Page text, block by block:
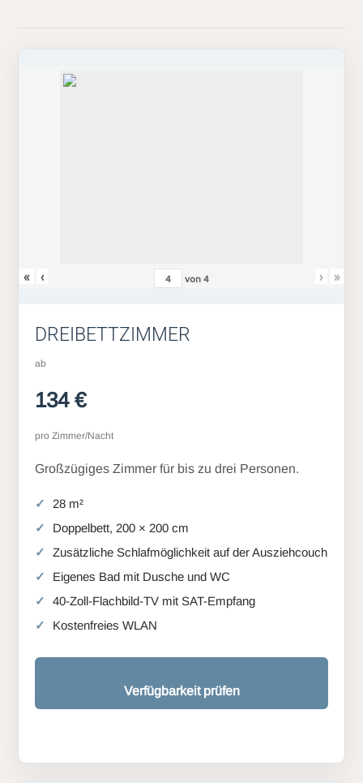
« ‹ von4 › »
DREIBETTZIMMER
ab
134 €
pro Zimmer/Nacht
Großzügiges Zimmer für bis zu drei Personen.
28 m²
Doppelbett, 200 × 200 cm
Zusätzliche Schlafmöglichkeit auf der Ausziehcouch
Eigenes Bad mit Dusche und WC
40-Zoll-Flachbild-TV mit SAT-Empfang
Kostenfreies WLAN
Verfügbarkeit prüfen